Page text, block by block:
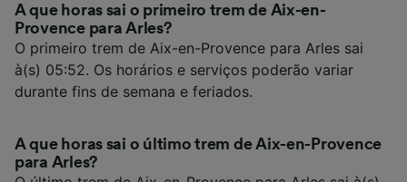
A que horas sai o primeiro trem de Aix-en-
Provence para Arles?
O primeiro trem de Aix-en-Provence para Arles sai
à(s) 05:52. Os horários e serviços poderão variar
durante fins de semana e feriados.
A que horas sai o último trem de Aix-en-Provence
para Arles?